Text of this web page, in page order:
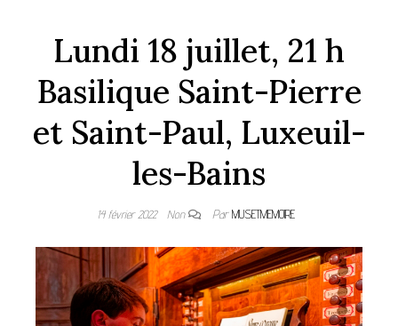
Lundi 18 juillet, 21 h
Basilique Saint-Pierre
et Saint-Paul, Luxeuil-
les-Bains
14 février 2022 Non ParMUSETMEMOIRE